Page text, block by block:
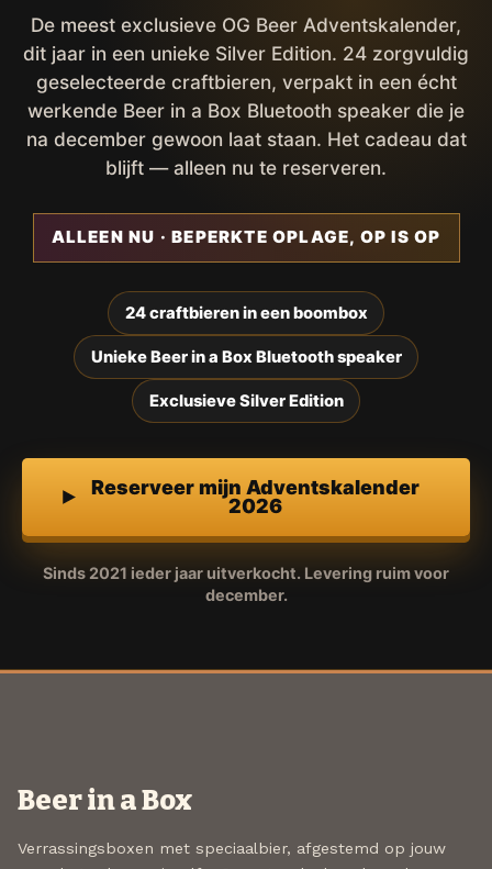
De meest exclusieve OG Beer Adventskalender,
dit jaar in een unieke Silver Edition. 24 zorgvuldig
geselecteerde craftbieren, verpakt in een écht
werkende Beer in a Box Bluetooth speaker die je
na december gewoon laat staan. Het cadeau dat
blijft — alleen nu te reserveren.
ALLEEN NU · BEPERKTE OPLAGE, OP IS OP
24 craftbieren in een boombox
Unieke Beer in a Box Bluetooth speaker
Exclusieve Silver Edition
Reserveer mijn Adventskalender
2026
Sinds 2021 ieder jaar uitverkocht. Levering ruim voor
december.
Beer in a Box
Verrassingsboxen met speciaalbier, afgestemd op jouw